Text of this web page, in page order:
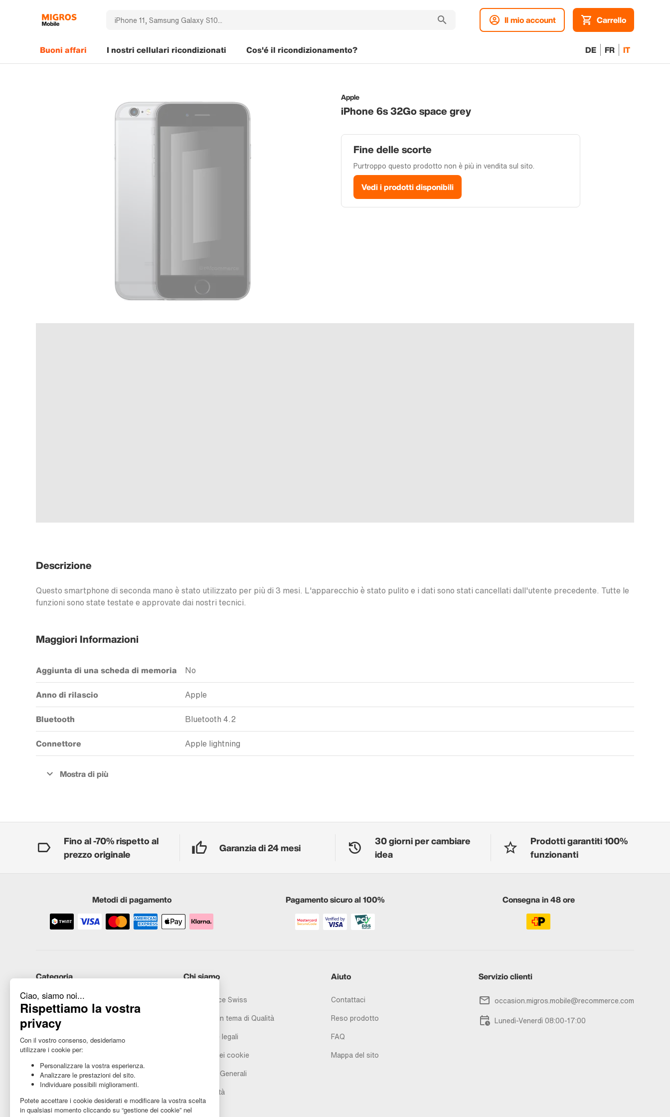
Il mio account Carrello
DE FR IT
Buoni affari I nostri cellulari ricondizionati Cos'é il ricondizionamento?
Apple
iPhone 6s 32Go space grey
Fine delle scorte
Purtroppo questo prodotto non è più in vendita sul sito.
Vedi i prodotti disponibili
Descrizione
Questo smartphone di seconda mano è stato utilizzato per più di 3 mesi. L'apparecchio è stato pulito e i dati sono stati cancellati dall'utente precedente. Tutte le
funzioni sono state testate e approvate dai nostri tecnici.
Maggiori Informazioni
Aggiunta di una scheda di memoria No
Anno di rilascio Apple
Bluetooth Bluetooth 4.2
Connettore Apple lightning
Fino al -70% rispetto al
prezzo originale
Garanzia di 24 mesi
30 giorni per cambiare
idea
Prodotti garantiti 100%
funzionanti
Metodi di pagamento Pagamento sicuro al 100% Consegna in 48 ore
Categoria
iPhone
Samsung
Huawei
Hai bisogno di aiuto?
Chi siamo
Recommerce Swiss
Promesse in tema di Qualità
Avvertenze legali
Gestione dei cookie
Condizioni Generali
Accessibilità
Aiuto
Contattaci
Reso prodotto
FAQ
Mappa del sito
Servizio clienti
occasion.migros.mobile@recommerce.com
Lunedì-Venerdì 08:00-17:00